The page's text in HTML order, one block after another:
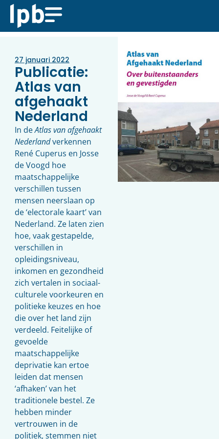
27 januari 2022
Publicatie:
Atlas van
afgehaakt
Nederland
In deAtlas van afgehaakt
Nederlandverkennen
René Cuperus en Josse
de Voogd hoe
maatschappelijke
verschillen tussen
mensen neerslaan op
de ‘electorale kaart’ van
Nederland. Ze laten zien
hoe, vaak gestapelde,
verschillen in
opleidingsniveau,
inkomen en gezondheid
zich vertalen in sociaal-
culturele voorkeuren en
politieke keuzes en hoe
die over het land zijn
verdeeld. Feitelijke of
gevoelde
maatschappelijke
deprivatie kan ertoe
leiden dat mensen
‘afhaken’ van het
traditionele bestel. Ze
hebben minder
vertrouwen in de
politiek, stemmen niet